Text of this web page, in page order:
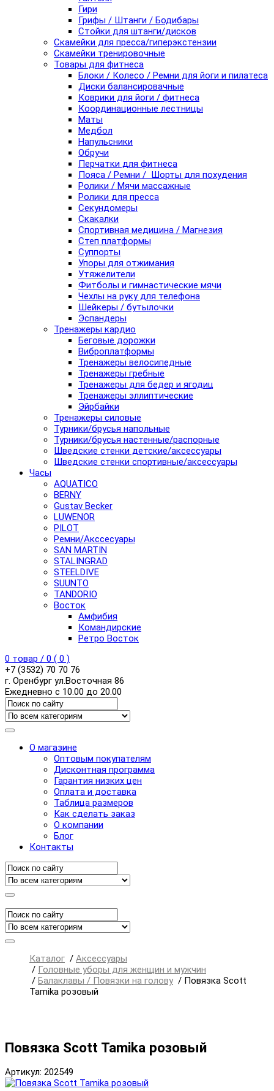
Гири
Грифы / Штанги / Бодибары
Стойки для штанги/дисков
Скамейки для пресса/гиперэкстензии
Скамейки тренировочные
Товары для фитнеса
Блоки / Колесо / Ремни для йоги и пилатеса
Диски балансировачные
Коврики для йоги / фитнеса
Координационные лестницы
Маты
Медбол
Напульсники
Обручи
Перчатки для фитнеса
Пояса / Ремни / Шорты для похудения
Ролики / Мячи массажные
Ролики для пресса
Секундомеры
Скакалки
Спортивная медицина / Магнезия
Степ платформы
Суппорты
Упоры для отжимания
Утяжелители
Фитболы и гимнастические мячи
Чехлы на руку для телефона
Шейкеры / бутылочки
Эспандеры
Тренажеры кардио
Беговые дорожки
Виброплатформы
Тренажеры велосипедные
Тренажеры гребные
Тренажеры для бедер и ягодиц
Тренажеры эллиптические
Эйрбайки
Тренажеры силовые
Турники/брусья напольные
Турники/брусья настенные/распорные
Шведские стенки детские/аксессуары
Шведские стенки спортивные/аксессуары
Часы
AQUATICO
BERNY
Gustav Becker
LUWENOR
PILOT
Pемни/Акссесуары
SAN MARTIN
STALINGRAD
STEELDIVE
SUUNTO
TANDORIO
Восток
Амфибия
Командирские
Ретро Восток
0 товар / 0 ( 0 )
+7 (3532) 70 70 76
г. Оренбург ул.Восточная 86
Ежедневно с 10.00 до 20.00
О магазине
Оптовым покупателям
Дисконтная программа
Гарантия низких цен
Оплата и доставка
Таблица размеров
Как сделать заказ
О компании
Блог
Контакты
Каталог / Аксессуары
/ Головные уборы для женщин и мужчин
/ Балаклавы / Повязки на голову / Повязка Scott
Tamika розовый
Повязка Scott Tamika розовый
Артикул: 202549